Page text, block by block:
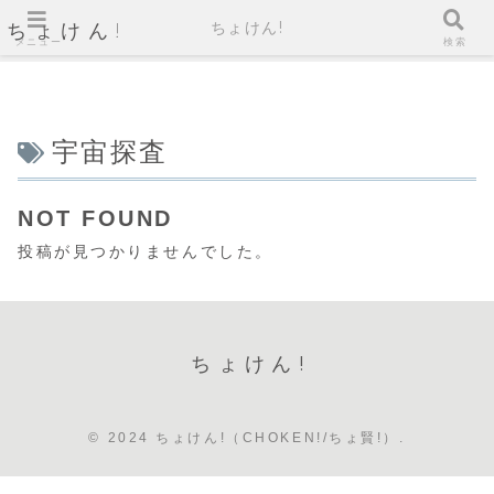
ちょけん!
宇宙探査
NOT FOUND
投稿が見つかりませんでした。
ちょけん!
© 2024 ちょけん!（CHOKEN!/ちょ賢!）.
メニュー
ちょけん!
検索